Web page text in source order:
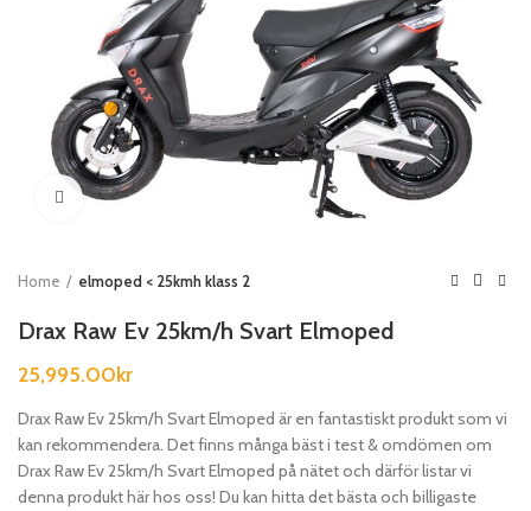
Klicka för att förstora
Home elmoped < 25kmh klass 2
Drax Raw Ev 25km/h Svart Elmoped
25,995.00kr
Drax Raw Ev 25km/h Svart Elmoped är en fantastiskt produkt som vi
kan rekommendera. Det finns många bäst i test & omdömen om
Drax Raw Ev 25km/h Svart Elmoped på nätet och därför listar vi
denna produkt här hos oss! Du kan hitta det bästa och billigaste